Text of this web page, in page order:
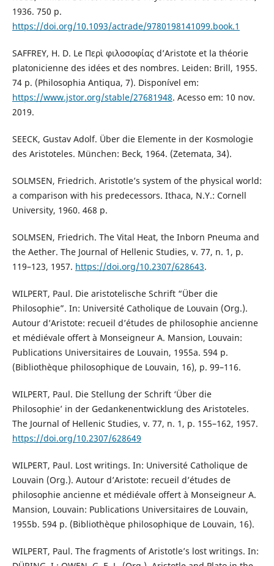
1936. 750 p.
https://doi.org/10.1093/actrade/9780198141099.book.1
SAFFREY, H. D. Le Περὶ φιλοσοφίας d’Aristote et la théorie
platonicienne des idées et des nombres. Leiden: Brill, 1955.
74 p. (Philosophia Antiqua, 7). Disponível em:
https://www.jstor.org/stable/27681948. Acesso em: 10 nov.
2019.
SEECK, Gustav Adolf. Über die Elemente in der Kosmologie
des Aristoteles. München: Beck, 1964. (Zetemata, 34).
SOLMSEN, Friedrich. Aristotle’s system of the physical world:
a comparison with his predecessors. Ithaca, N.Y.: Cornell
University, 1960. 468 p.
SOLMSEN, Friedrich. The Vital Heat, the Inborn Pneuma and
the Aether. The Journal of Hellenic Studies, v. 77, n. 1, p.
119–123, 1957. https://doi.org/10.2307/628643.
WILPERT, Paul. Die aristotelische Schrift “Über die
Philosophie”. In: Université Catholique de Louvain (Org.).
Autour d’Aristote: recueil d’études de philosophie ancienne
et médiévale offert à Monseigneur A. Mansion, Louvain:
Publications Universitaires de Louvain, 1955a. 594 p.
(Bibliothèque philosophique de Louvain, 16), p. 99–116.
WILPERT, Paul. Die Stellung der Schrift ‘Über die
Philosophie’ in der Gedankenentwicklung des Aristoteles.
The Journal of Hellenic Studies, v. 77, n. 1, p. 155–162, 1957.
https://doi.org/10.2307/628649
WILPERT, Paul. Lost writings. In: Université Catholique de
Louvain (Org.). Autour d’Aristote: recueil d’études de
philosophie ancienne et médiévale offert à Monseigneur A.
Mansion, Louvain: Publications Universitaires de Louvain,
1955b. 594 p. (Bibliothèque philosophique de Louvain, 16).
WILPERT, Paul. The fragments of Aristotle’s lost writings. In: